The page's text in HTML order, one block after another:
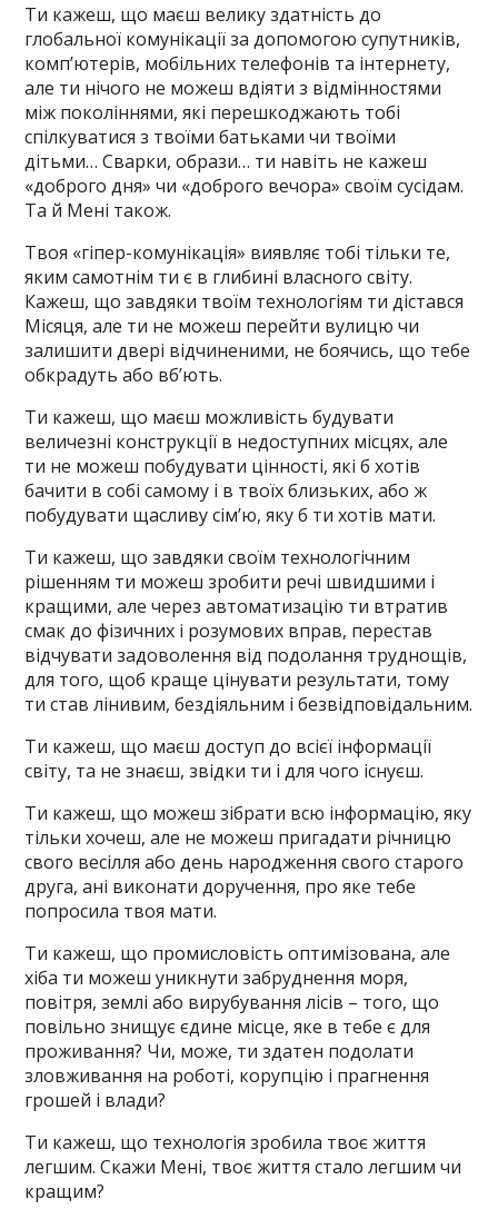
Ти кажеш, що маєш велику здатність до
глобальної комунікації за допомогою супутників,
комп’ютерів, мобільних телефонів та інтернету,
але ти нічого не можеш вдіяти з відмінностями
між поколіннями, які перешкоджають тобі
спілкуватися з твоїми батьками чи твоїми
дітьми… Сварки, образи… ти навіть не кажеш
«доброго дня» чи «доброго вечора» своїм сусідам.
Та й Мені також.
Твоя «гіпер-комунікація» виявляє тобі тільки те,
яким самотнім ти є в глибині власного світу.
Кажеш, що завдяки твоїм технологіям ти дістався
Місяця, але ти не можеш перейти вулицю чи
залишити двері відчиненими, не боячись, що тебе
обкрадуть або вб’ють.
Ти кажеш, що маєш можливість будувати
величезні конструкції в недоступних місцях, але
ти не можеш побудувати цінності, які б хотів
бачити в собі самому і в твоїх близьких, або ж
побудувати щасливу сім’ю, яку б ти хотів мати.
Ти кажеш, що завдяки своїм технологічним
рішенням ти можеш зробити речі швидшими і
кращими, але через автоматизацію ти втратив
смак до фізичних і розумових вправ, перестав
відчувати задоволення від подолання труднощів,
для того, щоб краще цінувати результати, тому
ти став лінивим, бездіяльним і безвідповідальним.
Ти кажеш, що маєш доступ до всієї інформації
світу, та не знаєш, звідки ти і для чого існуєш.
Ти кажеш, що можеш зібрати всю інформацію, яку
тільки хочеш, але не можеш пригадати річницю
свого весілля або день народження свого старого
друга, ані виконати доручення, про яке тебе
попросила твоя мати.
Ти кажеш, що промисловість оптимізована, але
хіба ти можеш уникнути забруднення моря,
повітря, землі або вирубування лісів – того, що
повільно знищує єдине місце, яке в тебе є для
проживання? Чи, може, ти здатен подолати
зловживання на роботі, корупцію і прагнення
грошей і влади?
Ти кажеш, що технологія зробила твоє життя
легшим. Скажи Мені, твоє життя стало легшим чи
кращим?